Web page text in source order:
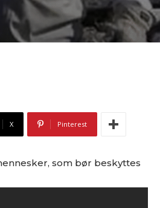
X Pinterest
som bør beskyttes